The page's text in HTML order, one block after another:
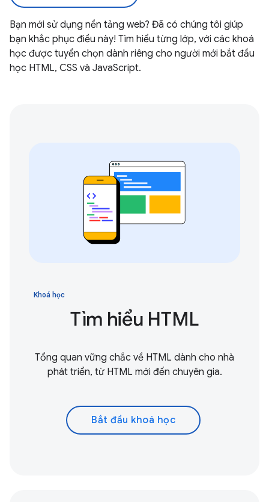
Bạn mới sử dụng nền tảng web? Đã có chúng tôi giúp
bạn khắc phục điều này! Tìm hiểu từng lớp, với các khoá
học được tuyển chọn dành riêng cho người mới bắt đầu
học HTML, CSS và JavaScript.
Khoá học
Tìm hiểu HTML
Tổng quan vững chắc về HTML dành cho nhà
phát triển, từ HTML mới đến chuyên gia.
Bắt đầu khoá học